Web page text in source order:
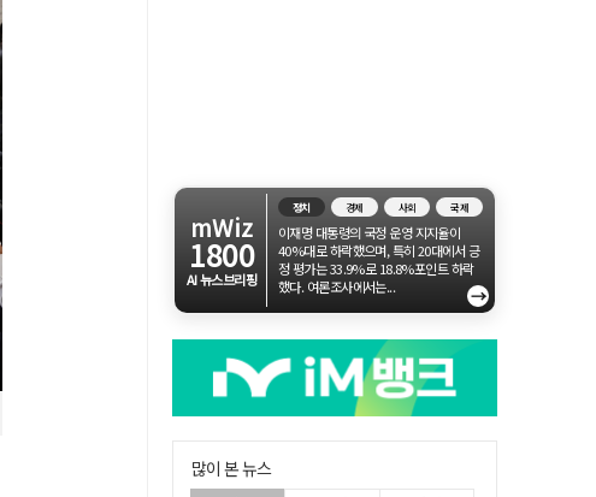
mWiz
1800
AI 뉴스브리핑
정치 경제 사회 국제
이재명 대통령의 국정 운영 지지율이
40%대로 하락했으며, 특히 20대에서 긍
정 평가는 33.9%로 18.8%포인트 하락
했다. 여론조사에서는...
→
많이 본 뉴스